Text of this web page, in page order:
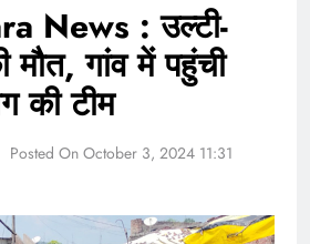
News : उल्टी-
मौत, गांव में पहुंची
की टीम
Posted On October 3, 2024 11:31